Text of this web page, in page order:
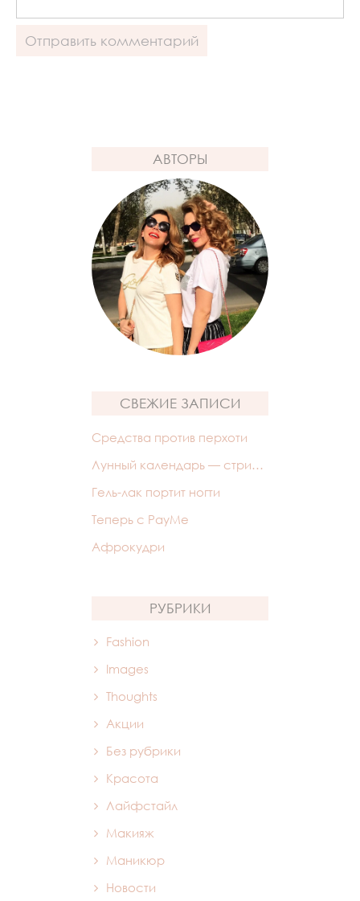
АВТОРЫ
СВЕЖИЕ ЗАПИСИ
Средства против перхоти
Лунный календарь — стрижек
Гель-лак портит ногти
Теперь с PayMe
Афрокудри
РУБРИКИ
Fashion
Images
Thoughts
Акции
Без рубрики
Красота
Лайфстайл
Макияж
Маникюр
Новости